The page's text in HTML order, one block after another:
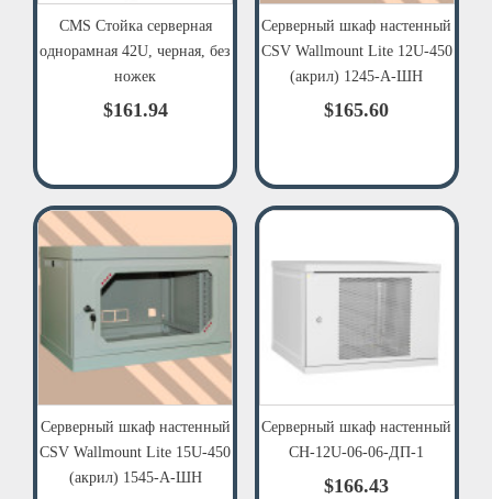
CMS Стойка серверная
однорамная 42U, черная, без
ножек
$161.94
Серверный шкаф настенный
CSV Wallmount Lite 12U-450
(акрил) 1245-A-ШН
$165.60
Серверный шкаф настенный
CSV Wallmount Lite 15U-450
(акрил) 1545-А-ШН
Серверный шкаф настенный
СН-12U-06-06-ДП-1
$166.43